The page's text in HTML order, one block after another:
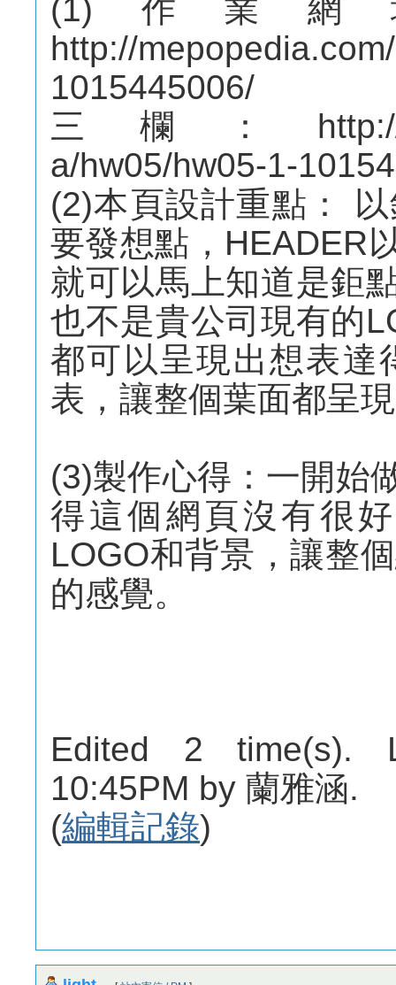
(1)作業
http://
1015445006/
三欄：http://
a/hw05/hw05-1-
(2)本頁設計重點：
要發想點，HEADER
就可以馬上知道是鉅
也不是貴公司現有的
都可以呈現出想表達
表，讓整個葉面都呈
(3)製作心得：一開始
得這個網頁沒有很
LOGO和背景，讓整
的感覺。
Edited 2 time(s).
10:45PM by 蘭雅涵.
(編輯記錄)